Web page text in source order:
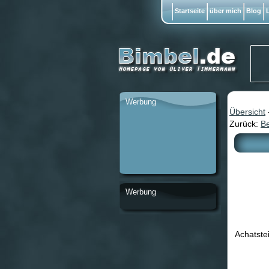
Übersicht
Zurück:
Werbung
Werbung
Startseite über mich Blog